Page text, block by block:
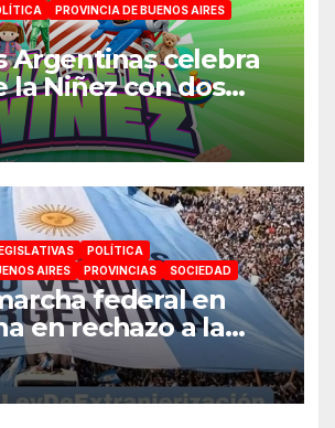
PROVINCIA DE BUENOS AIRES
Argentinas celebra
la Niñez con dos
de juegos,
y actividades
la familia
POLÍTICA
AIRES
PROVINCIAS SOCIEDAD
federal en
en rechazo a la
la Ley de Tierras
por Milei: «La
no se negocia»